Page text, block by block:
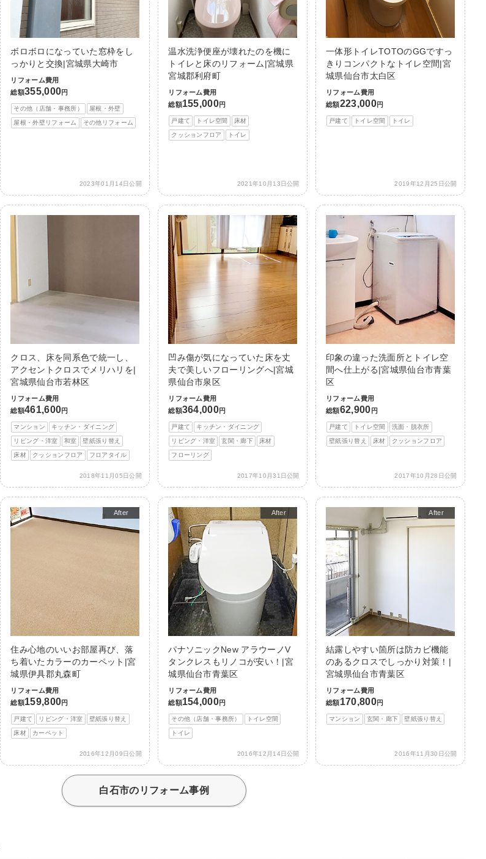
ボロボロになっていた窓枠をし
っかりと交換|宮城県大崎市
リフォーム費用
総額355,000円
その他（店舗・事務所） 屋根・外壁
屋根・外壁リフォーム その他リフォーム
2023年01月14日公開
温水洗浄便座が壊れたのを機に
トイレと床のリフォーム|宮城県
宮城郡利府町
リフォーム費用
総額155,000円
戸建て トイレ空間 床材
クッションフロア トイレ
2021年10月13日公開
一体形トイレTOTOのGGですっ
きりコンパクトなトイレ空間|宮
城県仙台市太白区
リフォーム費用
総額223,000円
戸建て トイレ空間 トイレ
2019年12月25日公開
クロス、床を同系色で統一し、
アクセントクロスでメリハリを|
宮城県仙台市若林区
リフォーム費用
総額461,600円
マンション キッチン・ダイニング
リビング・洋室 和室 壁紙張り替え
床材 クッションフロア フロアタイル
2018年11月05日公開
凹み傷が気になっていた床を丈
夫で美しいフローリングへ|宮城
県仙台市泉区
リフォーム費用
総額364,000円
戸建て キッチン・ダイニング
リビング・洋室 玄関・廊下 床材
フローリング
2017年10月31日公開
印象の違った洗面所とトイレ空
間へ仕上がる|宮城県仙台市青葉
区
リフォーム費用
総額62,900 円
戸建て トイレ空間 洗面・脱衣所
壁紙張り替え 床材 クッションフロア
2017年10月28日公開
After
住み心地のいいお部屋再び、落
ち着いたカラーのカーペット|宮
城県伊具郡丸森町
リフォーム費用
総額159,800円
戸建て リビング・洋室 壁紙張り替え
床材 カーペット
2016年12月09日公開
After
パナソニックNew アラウーノV
タンクレスもリノコが安い！|宮
城県仙台市青葉区
リフォーム費用
総額154,000円
その他（店舗・事務所） トイレ空間
トイレ
2016年12月14日公開
After
結露しやすい箇所は防カビ機能
のあるクロスでしっかり対策！|
宮城県仙台市青葉区
リフォーム費用
総額170,800円
マンション 玄関・廊下 壁紙張り替え
2016年11月30日公開
白石市のリフォーム事例